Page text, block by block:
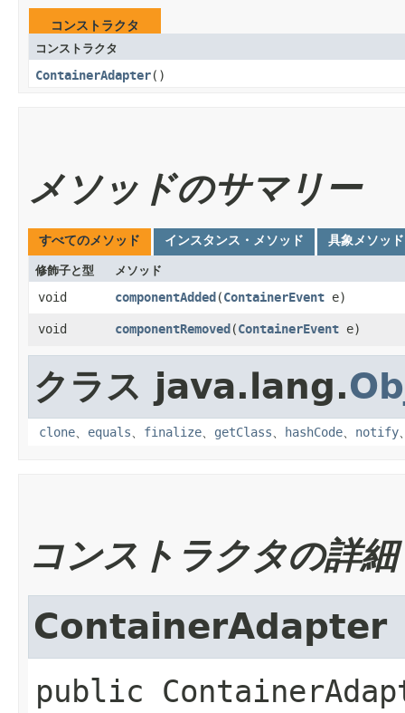
コンストラクタ
コンストラクタ
ContainerAdapter()
メソッドのサマリー
すべてのメソッド インスタンス・メソッド 具象メソッド
修飾子と型 メソッド
void componentAdded ​(ContainerEvent e)
void componentRemoved ​(ContainerEvent e)
クラス java.lang.
clone、 equals、 finalize、 getClass、 hashCode、 notify
コンストラクタの詳細
ContainerAdapter
public